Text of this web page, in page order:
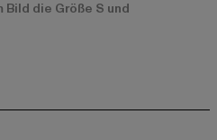
die Größe S und